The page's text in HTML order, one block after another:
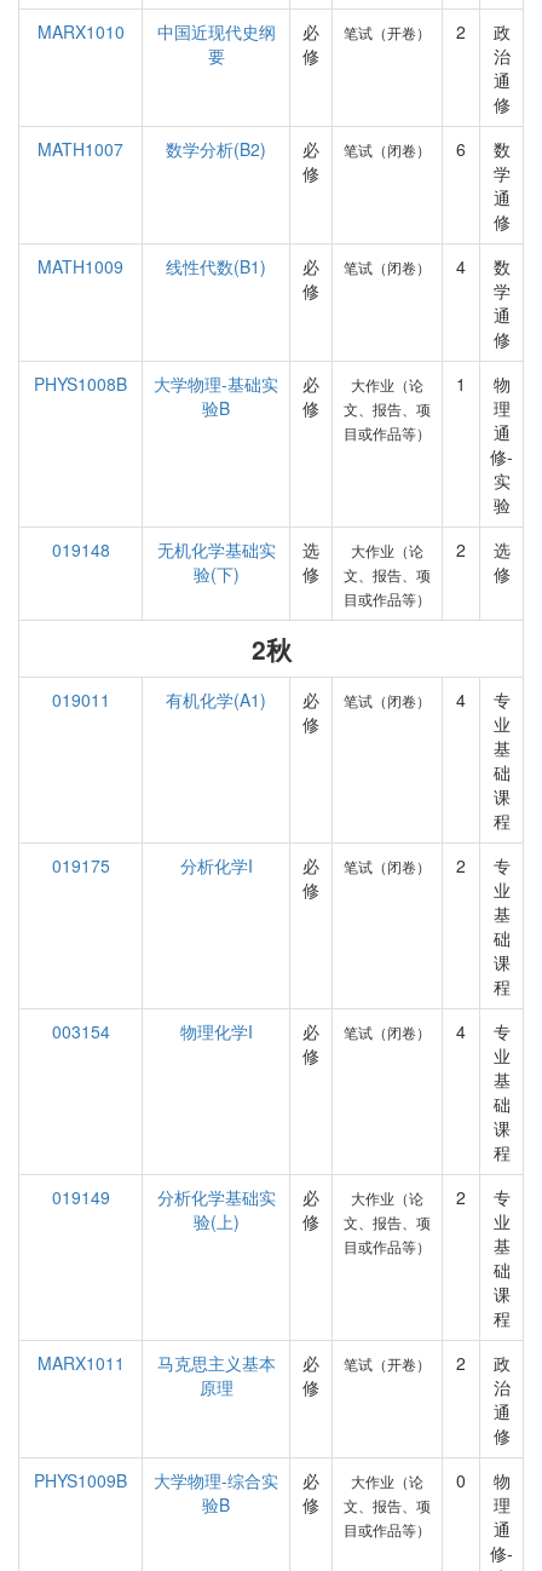
MARX1010
中国近现代史纲
要
必
修
笔试（开卷） 2
政
治
通
修
MATH1007
数学分析(B2)
必
修
笔试（闭卷） 6
数
学
通
修
MATH1009
线性代数(B1)
必
修
笔试（闭卷） 4
数
学
通
修
PHYS1008B
大学物理-基础实
验B
必
修
大作业（论
文、报告、项
目或作品等）
1
物
理
通
修-
实
验
019148
无机化学基础实
验(下)
选
修
大作业（论
文、报告、项
目或作品等）
2
选
修
2秋
019011 有机化学(A1)
必
修
笔试（闭卷） 4
专
业
基
础
课
程
019175
分析化学I
必
修
笔试（闭卷） 2
专
业
基
础
课
程
003154
物理化学I
必
修
笔试（闭卷） 4
专
业
基
础
课
程
019149
分析化学基础实
验(上)
必
修
大作业（论
文、报告、项
目或作品等）
2
专
业
基
础
课
程
MARX1011
马克思主义基本
原理
必
修
笔试（开卷） 2
政
治
通
修
PHYS1009B
大学物理-综合实
验B
必
修
大作业（论
文、报告、项
目或作品等）
0
物
理
通
修-